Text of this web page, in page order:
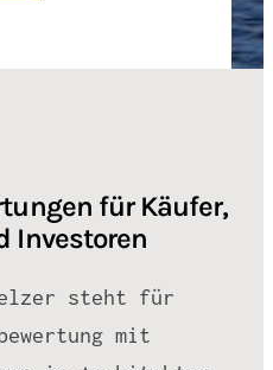
für Käufer,
Investoren
steht für
mit